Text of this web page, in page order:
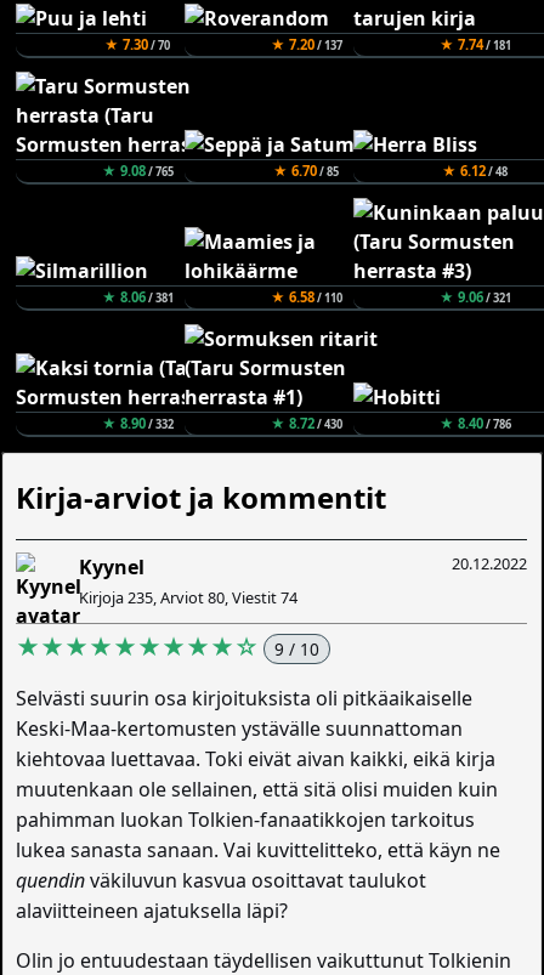
★ 7.30/ 70 ★ 7.20/ 137 ★ 7.74/ 181
★ 9.08/ 765 ★ 6.70/ 85 ★ 6.12/ 48
★ 8.06/ 381 ★ 6.58/ 110 ★ 9.06/ 321
★ 8.90/ 332 ★ 8.72/ 430 ★ 8.40/ 786
Kirja-arviot ja kommentit
20.12.2022
Kyynel
Kirjoja 235, Arviot 80, Viestit 74
★★★★★★★★★☆ 9 / 10
Selvästi suurin osa kirjoituksista oli pitkäaikaiselle
Keski-Maa-kertomusten ystävälle suunnattoman
kiehtovaa luettavaa. Toki eivät aivan kaikki, eikä kirja
muutenkaan ole sellainen, että sitä olisi muiden kuin
pahimman luokan Tolkien-fanaatikkojen tarkoitus
lukea sanasta sanaan. Vai kuvittelitteko, että käyn ne
quendinväkiluvun kasvua osoittavat taulukot
alaviitteineen ajatuksella läpi?
Olin jo entuudestaan täydellisen vaikuttunut Tolkienin